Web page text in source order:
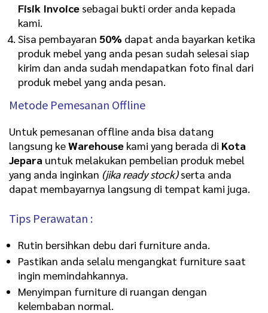
Fisik Invoice sebagai bukti order anda kepada
kami.
Sisa pembayaran 50% dapat anda bayarkan ketika
produk mebel yang anda pesan sudah selesai siap
kirim dan anda sudah mendapatkan foto final dari
produk mebel yang anda pesan.
Metode Pemesanan Offline
Untuk pemesanan offline anda bisa datang
langsung keWarehouse kami yang berada di Kota
Jepara untuk melakukan pembelian produk mebel
yang anda inginkan (jika ready stock)serta anda
dapat membayarnya langsung di tempat kami juga.
Tips Perawatan :
Rutin bersihkan debu dari furniture anda.
Pastikan anda selalu mengangkat furniture saat
ingin memindahkannya.
Menyimpan furniture di ruangan dengan
kelembaban normal.